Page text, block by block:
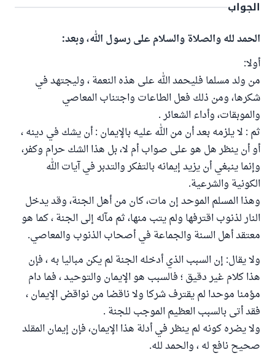
الجواب
الحمد لله والصلاة والسلام على رسول الله، وبعد:
أولا:
من ولد مسلما فليحمد الله على هذه النعمة ، وليجتهد في
شكرها، ومن ذلك فعل الطاعات واجتناب المعاصي
والموبقات، وأداء الشعائر .
ثم : لا يلزمه بعد أن من الله عليه بالإيمان : أن يشك في دينه ،
أو أن ينظر هل هو على صواب أم لا، بل هذا الشك حرام وكفر،
وإنما ينبغي أن يزيد إيمانه بالتفكر والتدبر في آيات الله
الكونية والشرعية.
وهذا المسلم الموحد إن مات، كان من أهل الجنة، وقد يدخل
النار لذنوب اقترفها ولم يتب منها، ثم مآله إلى الجنة ، كما هو
معتقد أهل السنة والجماعة في أصحاب الذنوب والمعاصي.
ولا يقال: إن السبب الذي أدخله الجنة لم يكن مباليا به ، فإن
هذا كلام غير دقيق ؛ فالسبب هو الإيمان والتوحيد ، فما دام
مؤمنا موحدا لم يقترف شركا ولا ناقضا من نواقض الإيمان ،
فقد أتى بالسبب العظيم الموجب للجنة .
ولا يضره كونه لم ينظر في أدلة هذا الإيمان، فإن إيمان المقلد
صحيح نافع له ، والحمد لله.